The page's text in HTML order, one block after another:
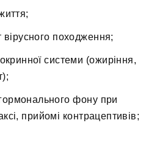
вірусного походження;
системи (ожиріння,
гормонального фону при
прийомі контрацептивів;